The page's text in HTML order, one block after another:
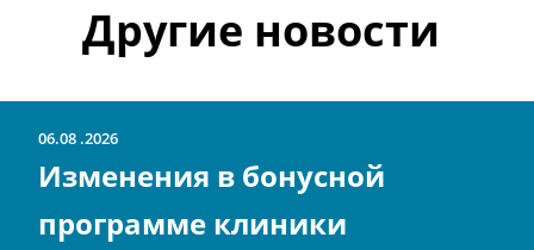
Другие новости
06.08 2026
Изменения в бонусной
программе клиники